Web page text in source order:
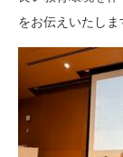
をお伝えいたしま